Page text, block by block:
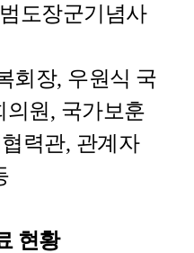
도장군기념사
회장, 우원식 국
의원, 국가보훈
력관, 관계자
현황